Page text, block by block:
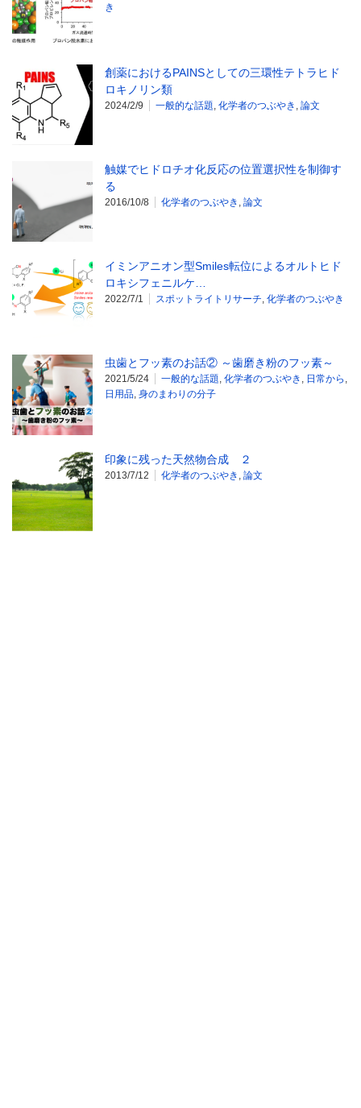
き
創薬におけるPAINSとしての三環性テトラヒド
ロキノリン類
2024/2/9 一般的な話題 化学者のつぶやき 論文
触媒でヒドロチオ化反応の位置選択性を制御す
る
2016/10/8 化学者のつぶやき 論文
イミンアニオン型Smiles転位によるオルトヒド
ロキシフェニルケ…
2022/7/1 スポットライトリサーチ 化学者のつぶやき
虫歯とフッ素のお話② ～歯磨き粉のフッ素～
2021/5/24 一般的な話題 化学者のつぶやき 日常から
日用品 身のまわりの分子
印象に残った天然物合成 ２
2013/7/12 化学者のつぶやき 論文